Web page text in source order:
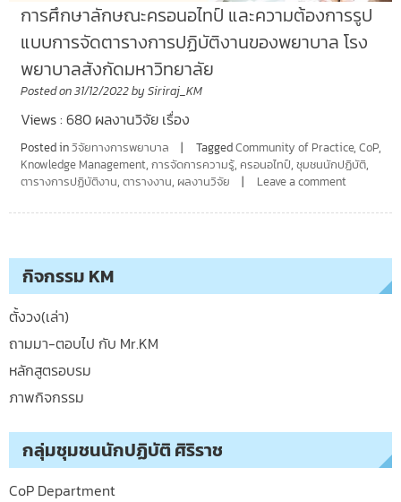
การศึกษาลักษณะครอนอไทป์ และความต้องการรูป
แบบการจัดตารางการปฏิบัติงานของพยาบาล โรง
พยาบาลสังกัดมหาวิทยาลัย
Posted on31/12/2022by Siriraj_KM
Views : 680 ผลงานวิจัย เรื่อง
Posted inวิจัยทางการพยาบาล TaggedCommunity of Practice, CoP,
Knowledge Management, การจัดการความรู้, ครอนอไทป์, ชุมชนนักปฏิบัติ,
ตารางการปฏิบัติงาน, ตารางงาน, ผลงานวิจัย Leave a comment
กิจกรรม KM
ตั้งวง(เล่า)
ถามมา-ตอบไป กับ Mr.KM
หลักสูตรอบรม
ภาพกิจกรรม
กลุ่มชุมชนนักปฏิบัติ ศิริราช
CoP Department